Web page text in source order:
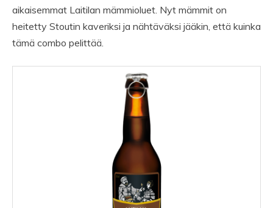
aikaisemmat Laitilan mämmioluet. Nyt mämmit on
heitetty Stoutin kaveriksi ja nähtäväksi jääkin, että kuinka
tämä combo pelittää.